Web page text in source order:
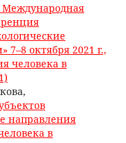
Международная
7–8 октября 2021 г.,
человека в
направления
в